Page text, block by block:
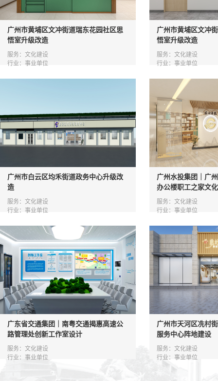
广州市黄埔区文冲街道瑞东花园社区思
悟室升级改造
服务：文化建设
行业：事业单位
广州市黄埔区文冲
悟室升级改造
服务：文化建设
行业：事业单位
广州市白云区均禾街道政务中心升级改
造
服务：文化建设
行业：事业单位
广州水投集团｜广
办公楼职工之家文
服务：文化建设
行业：事业单位
广东省交通集团｜南粤交通揭惠高速公
路管理处创新工作室设计
服务：文化建设
行业：事业单位
广州市天河区冼村
服务中心阵地建设
服务：文化建设
行业：事业单位